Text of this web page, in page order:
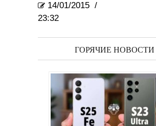
14/01/2015 /
23:32
ГОРЯЧИЕ НОВОСТИ